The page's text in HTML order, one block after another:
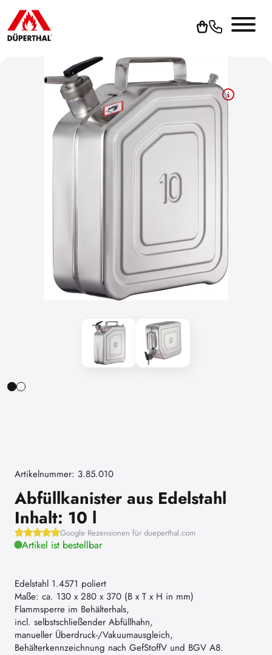
Artikelnummer: 3.85.010
Abfüllkanister aus Edelstahl
Inhalt: 10 l
Google Rezensionen für dueperthal.com
Artikel ist bestellbar
Edelstahl 1.4571 poliert
Maße: ca. 130 x 280 x 370 (B x T x H in mm)
Flammsperre im Behälterhals,
incl. selbstschließender Abfüllhahn,
manueller Überdruck-/Vakuumausgleich,
Behälterkennzeichnung nach GefStoffV und BGV A8.